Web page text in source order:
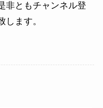
非ともチャンネル登
ます。